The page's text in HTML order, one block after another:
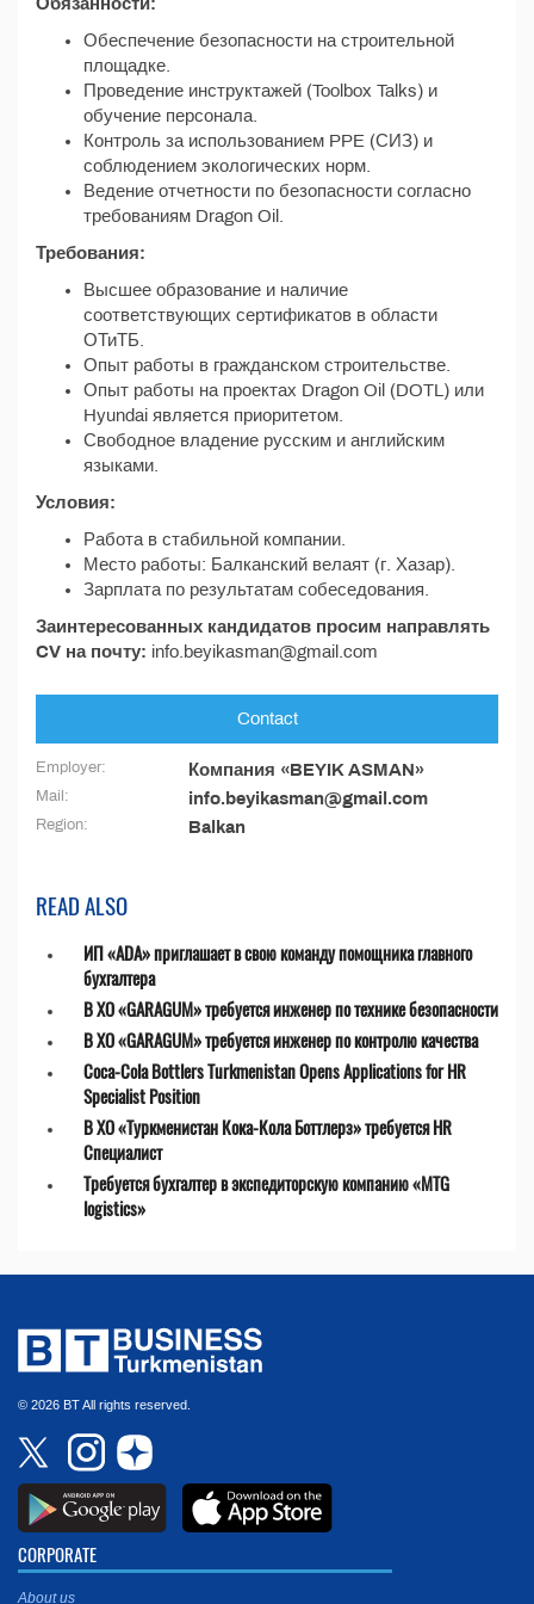
Обеспечение безопасности на строительной
площадке.
Проведение инструктажей (Toolbox Talks) и
обучение персонала.
Контроль за использованием PPE (СИЗ) и
соблюдением экологических норм.
Ведение отчетности по безопасности согласно
требованиям Dragon Oil.
Требования:
Высшее образование и наличие
соответствующих сертификатов в области
ОТиТБ.
Опыт работы в гражданском строительстве.
Опыт работы на проектах Dragon Oil (DOTL) или
Hyundai является приоритетом.
Свободное владение русским и английским
языками.
Условия:
Работа в стабильной компании.
Место работы: Балканский велаят (г. Хазар).
Зарплата по результатам собеседования.
Заинтересованных кандидатов просим направлять
CV на почту: info.beyikasman@gmail.com
Contact
Employer: Компания «BEYIK ASMAN»
Mail: info.beyikasman@gmail.com
Region: Balkan
READ ALSO
ИП «ADA» приглашает в свою команду помощника главного
бухгалтера
В ХО «GARAGUM» требуется инженер по технике безопасности
В ХО «GARAGUM» требуется инженер по контролю качества
Coca-Cola Bottlers Turkmenistan Opens Applications for HR
Specialist Position
В ХО «Туркменистан Кока-Кола Боттлерз» требуется HR
Специалист
Требуется бухгалтер в экспедиторскую компанию «MTG
logistics»
© 2026 BT All rights reserved.
CORPORATE
About us